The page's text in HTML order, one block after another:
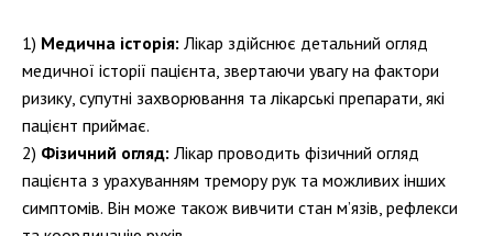
Медична історія: Лікар здійснює детальний огляд
медичної історії пацієнта, звертаючи увагу на фактори
ризику, супутні захворювання та лікарські препарати, які
пацієнт приймає.
Фізичний огляд: Лікар проводить фізичний огляд
пацієнта з урахуванням тремору рук та можливих інших
симптомів. Він може також вивчити стан м’язів, рефлекси